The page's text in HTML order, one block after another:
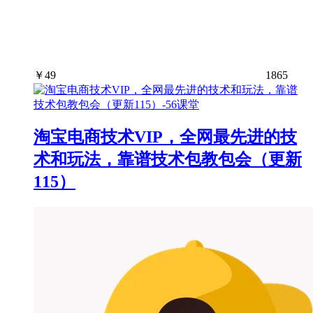
￥49 1865
淘宝电商技术VIP，全网最先进的技
术和玩法，靠谱技术包教包会（更新
115）